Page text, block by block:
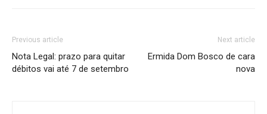
Previous article
Nota Legal: prazo para quitar
débitos vai até 7 de setembro
Next article
Ermida Dom Bosco de cara
nova